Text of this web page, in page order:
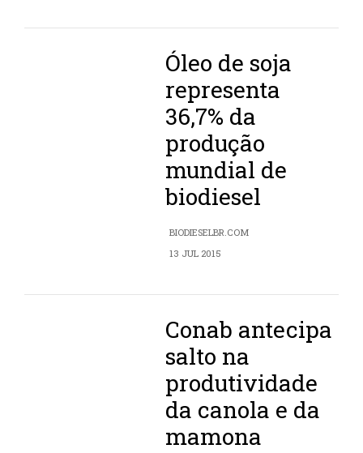
Óleo de soja
representa
36,7% da
produção
mundial de
biodiesel
BIODIESELBR.COM
13 JUL 2015
Conab antecipa
salto na
produtividade
da canola e da
mamona